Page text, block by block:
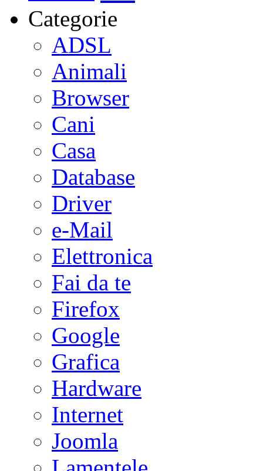
Categorie
ADSL
Animali
Browser
Cani
Casa
Database
Driver
e-Mail
Elettronica
Fai da te
Firefox
Google
Grafica
Hardware
Internet
Joomla